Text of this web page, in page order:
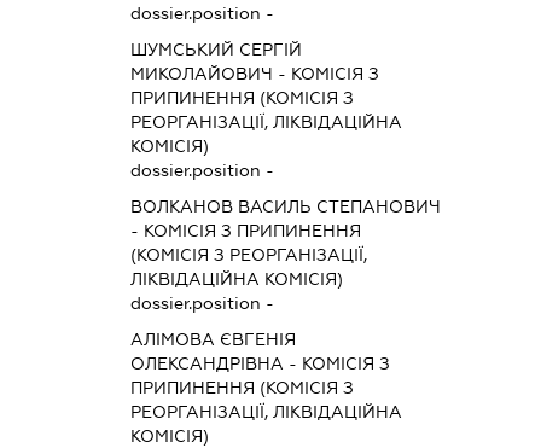
dossier.position -
ШУМСЬКИЙ СЕРГІЙ
МИКОЛАЙОВИЧ - КОМІСІЯ З
ПРИПИНЕННЯ (КОМІСІЯ З
РЕОРГАНІЗАЦІЇ, ЛІКВІДАЦІЙНА
КОМІСІЯ)
dossier.position -
ВОЛКАНОВ ВАСИЛЬ СТЕПАНОВИЧ
- КОМІСІЯ З ПРИПИНЕННЯ
(КОМІСІЯ З РЕОРГАНІЗАЦІЇ,
ЛІКВІДАЦІЙНА КОМІСІЯ)
dossier.position -
АЛІМОВА ЄВГЕНІЯ
ОЛЕКСАНДРІВНА - КОМІСІЯ З
ПРИПИНЕННЯ (КОМІСІЯ З
РЕОРГАНІЗАЦІЇ, ЛІКВІДАЦІЙНА
КОМІСІЯ)